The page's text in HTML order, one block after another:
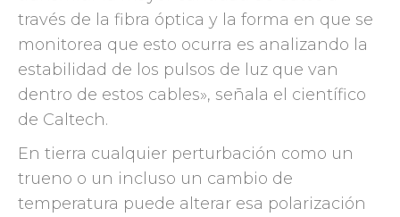
través de la fibra óptica y la forma en que se
monitorea que esto ocurra es analizando la
estabilidad de los pulsos de luz que van
dentro de estos cables», señala el científico
de Caltech.
En tierra cualquier perturbación como un
trueno o un incluso un cambio de
temperatura puede alterar esa polarización